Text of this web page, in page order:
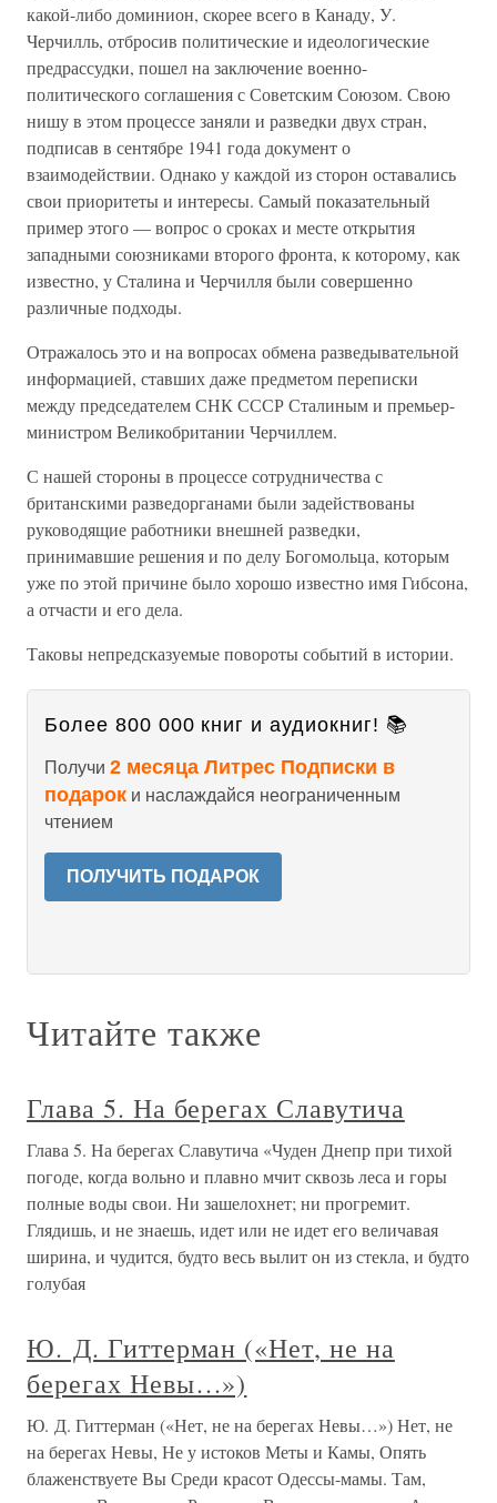
какой-либо доминион, скорее всего в Канаду, У.
Черчилль, отбросив политические и идеологические
предрассудки, пошел на заключение военно-
политического соглашения с Советским Союзом. Свою
нишу в этом процессе заняли и разведки двух стран,
подписав в сентябре 1941 года документ о
взаимодействии. Однако у каждой из сторон оставались
свои приоритеты и интересы. Самый показательный
пример этого — вопрос о сроках и месте открытия
западными союзниками второго фронта, к которому, как
известно, у Сталина и Черчилля были совершенно
различные подходы.
Отражалось это и на вопросах обмена разведывательной
информацией, ставших даже предметом переписки
между председателем СНК СССР Сталиным и премьер-
министром Великобритании Черчиллем.
С нашей стороны в процессе сотрудничества с
британскими разведорганами были задействованы
руководящие работники внешней разведки,
принимавшие решения и по делу Богомольца, которым
уже по этой причине было хорошо известно имя Гибсона,
а отчасти и его дела.
Таковы непредсказуемые повороты событий в истории.
Более 800 000 книг и аудиокниг! 📚
Получи 2 месяца Литрес Подписки в
подарок и наслаждайся неограниченным
чтением
ПОЛУЧИТЬ ПОДАРОК
Читайте также
Глава 5. На берегах Славутича
Глава 5. На берегах Славутича «Чуден Днепр при тихой
погоде, когда вольно и плавно мчит сквозь леса и горы
полные воды свои. Ни зашелохнет; ни прогремит.
Глядишь, и не знаешь, идет или не идет его величавая
ширина, и чудится, будто весь вылит он из стекла, и будто
голубая
Ю. Д. Гиттерман («Нет, не на
берегах Невы…»)
Ю. Д. Гиттерман («Нет, не на берегах Невы…») Нет, не
на берегах Невы, Не у истоков Меты и Камы, Опять
блаженствуете Вы Среди красот Одессы-мамы. Там,